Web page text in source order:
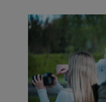
“Women deserve